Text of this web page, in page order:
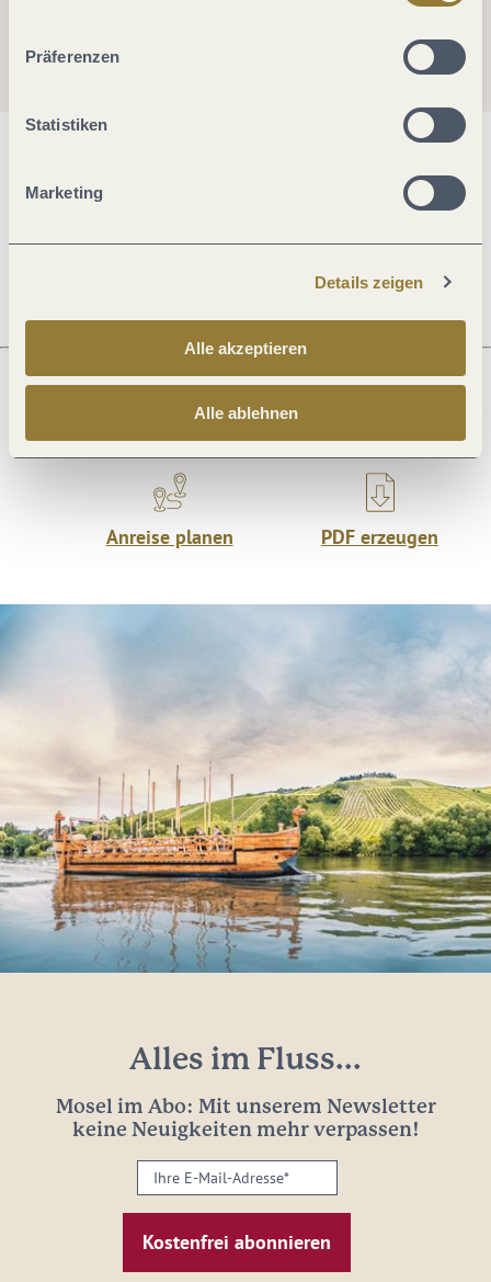
ablehnen" kann es zu Beeinträchtigungen in der Nutzung
Präferenzen
Statistiken
Marketing
Details zeigen
Alle akzeptieren
Alle ablehnen
Öffnungszeiten
Was möchtest du als nächstes tun?
Anreise planen PDF erzeugen
Alles im Fluss...
Mosel im Abo: Mit unserem Newsletter
keine Neuigkeiten mehr verpassen!
Ihre
E-
Mail-
Adresse: